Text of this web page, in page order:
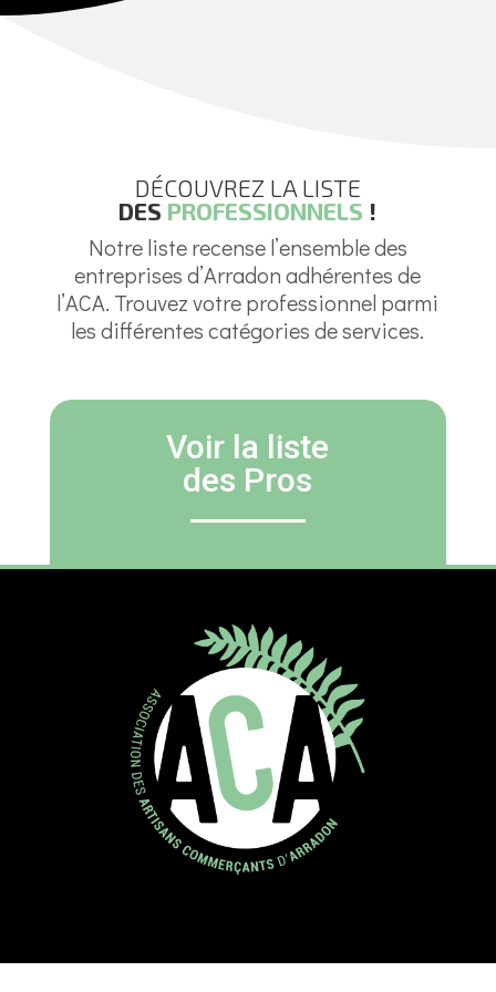
DÉCOUVREZ LA LISTE
DES PROFESSIONNELS !
Notre liste recense l’ensemble des
entreprises d’Arradon adhérentes de
l’ACA. Trouvez votre professionnel parmi
les différentes catégories de services.
Voir la liste
des Pros